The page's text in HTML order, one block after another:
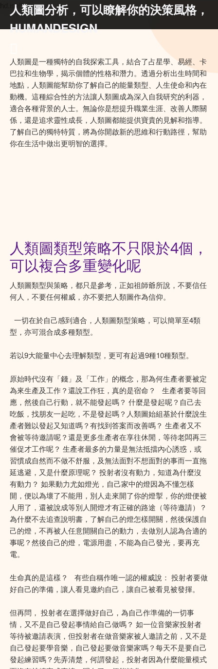
hd.iself.uk
人類圖分析，可以瞭解你的決策風格，
HUMANDESIGN
人類圖是一種獨特的自我探索工具，結合了占星學、易經、卡
巴拉和生物學，揭示個體的性格和潛力。透過分析出生時間和
地點，人類圖能幫助你了解自己的能量類型、人生使命和內在
動機。這種綜合性的方法讓人類圖成為深入自我研究的利器，
適合各種背景的人士。無論你是想提升職業生涯、改善人際關
係，還是追求靈性成長，人類圖都能提供寶貴的見解和指導。
了解自己的獨特特質，將為你開啟新的思維和行動路徑，幫助
你在生活中做出更明智的選擇。
人類圖類型策略不只限於4個，
可以複合多重變化呢
人類圖類型與策略，都只是參考，正如祖師爺所說，不要信任
何人，不要任何權威，亦不要把人類圖作為信仰。
一切在於自己感到適合，人類圖類型策略，可以簡單至4類
型，亦可混合成多種類型。
若以9大能量中心去理解類型，更可有起過9種10種類型。
原始時代沒有「錢」及「工作」的概念，那為何生產者要被定
為來生產及工作？還說工作狂，真的是宿命？ 生產者要等回
應，然後自己行動，就不能發起嗎？ 什麼是發起呢？自己去
吃飯，找朋友一起吃，不是發起嗎？人類圖始組基於什麼說生
產者難以發起又知道嗎？有找到答案而改善嗎？ 生產者又不
會被等待邀請呢？還是更多生產者在享往休閒，等待老闆再三
催促才工作呢？ 生產者最多的力量是無法抵擋內心誘惑，或
習慣成自然而不做不舒服，及無法面對不想面對的事而一直拖
延逃避，又是什麼原理呢？ 投射者沒有動力，知道為什麼沒
有動力？ 如果動力尤如燈光，自己家中的燈因為不懂怎樣
開，便以為壞了不能用，別人走來開了你的燈掣，你的燈便被
人用了，還被說成等別人開燈才有正確的路途（等待邀請）？
為什麼不去追查說明書，了解自己的燈怎樣開關，然後保護自
己的燈，不再被人任意開關自己的動力，去做別人認為合適的
事呢？然後自己的燈，電源用盡，不能為自己發光，要再充
電。
生命真的是這樣？ 有些自稱作唯一認的權威說： 投射者要做
好自己的準備，讓人看見邀約自己，讓自己被看見被發揮。
但再問， 投射者在選擇做好自己，為自己作準備的一切事
情，又不是自己發起事情給自己做嗎？ 如一位音樂家投射者
等待被邀請表演，但投射者在做音樂家被人邀請之前，又不是
自己發起要學音樂，自己發起要做音樂家嗎？每天不是要自己
發起練習嗎？先弄清楚，何謂發起，投射者因為什麼能量模式